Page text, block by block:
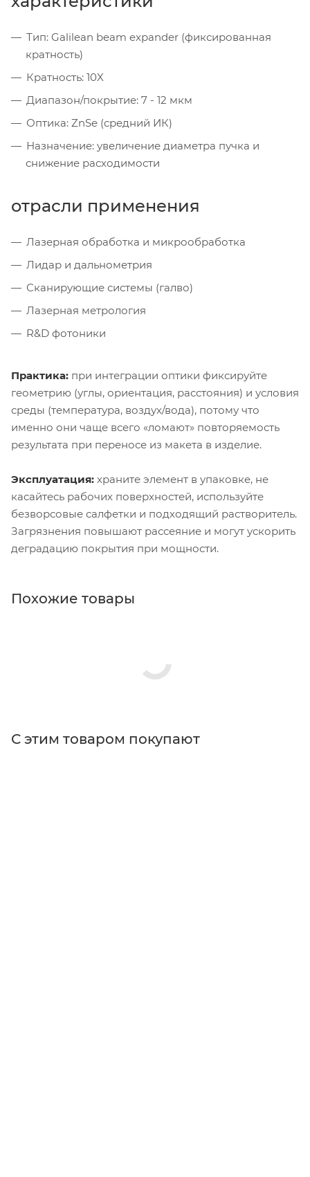
Тип: Galilean beam expander (фиксированная
кратность)
Кратность: 10X
Диапазон/покрытие: 7 - 12 мкм
Оптика: ZnSe (средний ИК)
Назначение: увеличение диаметра пучка и
снижение расходимости
отрасли применения
Лазерная обработка и микрообработка
Лидар и дальнометрия
Сканирующие системы (галво)
Лазерная метрология
R&D фотоники
Практика: при интеграции оптики фиксируйте
геометрию (углы, ориентация, расстояния) и условия
среды (температура, воздух/вода), потому что
именно они чаще всего «ломают» повторяемость
результата при переносе из макета в изделие.
Эксплуатация: храните элемент в упаковке, не
касайтесь рабочих поверхностей, используйте
безворсовые салфетки и подходящий растворитель.
Загрязнения повышают рассеяние и могут ускорить
деградацию покрытия при мощности.
Похожие товары
С этим товаром покупают